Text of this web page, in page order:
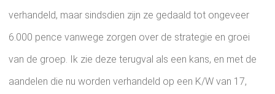
verhandeld, maar sindsdien zijn ze gedaald tot ongeveer
6.000 pence vanwege zorgen over de strategie en groei
van de groep. Ik zie deze terugval als een kans, en met de
aandelen die nu worden verhandeld op een K/W van 17,